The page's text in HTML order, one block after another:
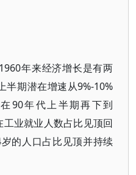
年来经济增长是有两
半期潜在增速从9%-10%
90年代上半期再下到
业就业人数占比见顶回
的人口占比见顶并持续